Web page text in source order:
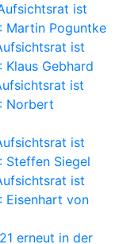
ist
Martin Poguntke
ist
Klaus Gebhard
ist
Norbert
ist
Steffen Siegel
ist
Eisenhart von
erneut in der